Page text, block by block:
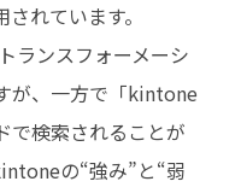
れています。
ランスフォーメーシ
が、一方で「kintone
で検索されることが
の“強み”と“弱